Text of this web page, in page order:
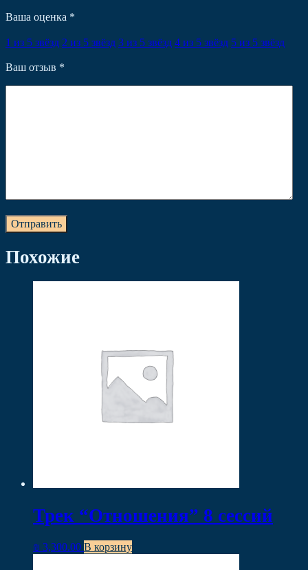
Ваша оценка *
1 из 5 звёзд 2 из 5 звёзд 3 из 5 звёзд 4 из 5 звёзд 5 из 5 звёзд
Ваш отзыв *
Похожие
Трек “Отношения” 8 сессий
₪ 3,300.00 В корзину